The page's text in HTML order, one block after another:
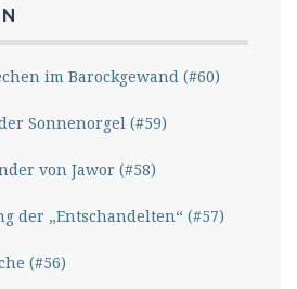
im Barockgewand (#60)
Sonnenorgel (#59)
von Jawor (#58)
der „Entschandelten“ (#57)
(#56)